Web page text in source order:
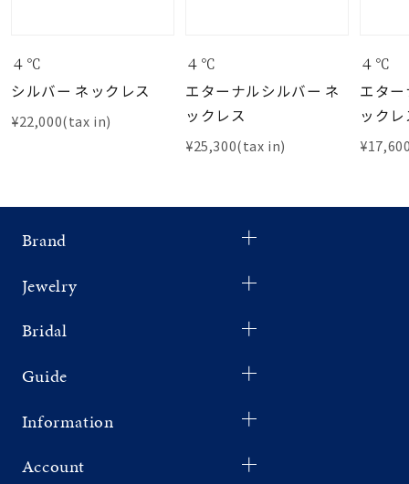
４℃
シルバー ネックレス
¥22,000(tax in)
４℃
エターナルシルバー ネ
ックレス
¥25,300(tax in)
４℃
エタ
ック
Brand
Jewelry
Bridal
Guide
Information
Account